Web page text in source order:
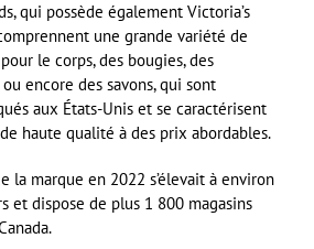
qui possède également Victoria’s
une grande variété de
le corps, des bougies, des
encore des savons, qui sont
aux États-Unis et se caractérisent
haute qualité à des prix abordables.
la marque en 2022 s’élevait à environ
et dispose de plus 1 800 magasins